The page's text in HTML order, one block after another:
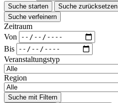
Suche starten
Suche zurücksetzen
Suche verfeinern
Zeitraum
Von
Bis
Veranstaltungstyp
Region
Suche mit Filtern